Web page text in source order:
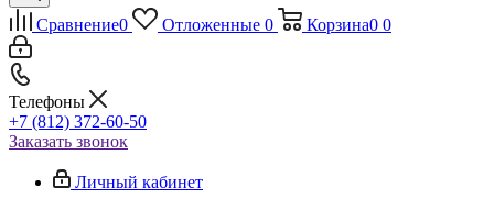
Сравнение0 Отложенные 0 Корзина0 0
Телефоны
+7 (812) 372-60-50
Заказать звонок
Личный кабинет